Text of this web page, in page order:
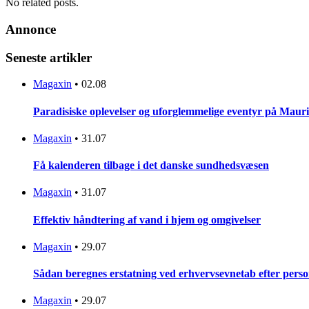
No related posts.
Annonce
Seneste artikler
Magaxin • 02.08
Paradisiske oplevelser og uforglemmelige eventyr på
Magaxin • 31.07
Få kalenderen tilbage i det danske sundhedsvæsen
Magaxin • 31.07
Effektiv håndtering af vand i hjem og omgivelser
Magaxin • 29.07
Sådan beregnes erstatning ved erhvervsevnetab efter
Magaxin • 29.07